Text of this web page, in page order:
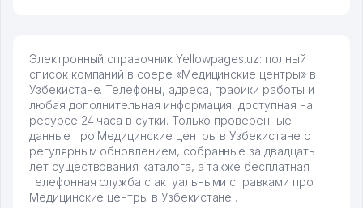
Электронный справочник Yellowpages.uz: полный
список компаний в сфере «Медицинские центры» в
Узбекистане. Телефоны, адреса, графики работы и
любая дополнительная информация, доступная на
ресурсе 24 часа в сутки. Только проверенные
данные про Медицинские центры в Узбекистане с
регулярным обновлением, собранные за двадцать
лет существования каталога, а также бесплатная
телефонная служба с актуальными справками про
Медицинские центры в Узбекистане .